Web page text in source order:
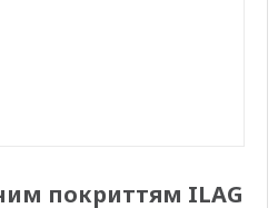
покриттям ILAG